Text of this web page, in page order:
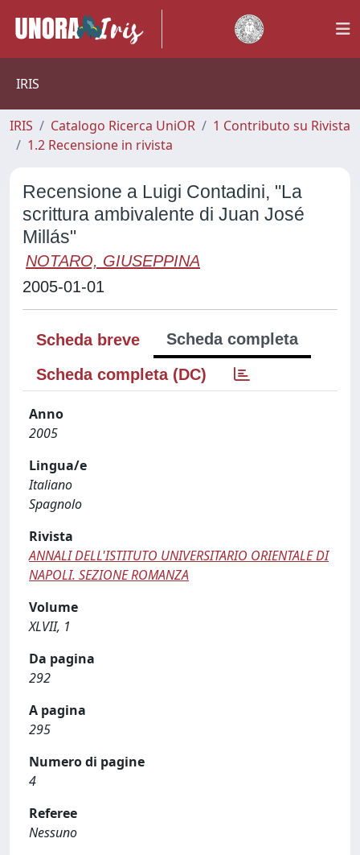
IRIS
IRIS Catalogo Ricerca UniOR
1 Contributo su Rivista
1.2 Recensione in rivista
Recensione a Luigi Contadini, "La
scrittura ambivalente di Juan José
Millás"
NOTARO, GIUSEPPINA
2005-01-01
Scheda breve
Scheda completa
Scheda completa (DC)
Anno
2005
Lingua/e
Italiano
Spagnolo
Rivista
ANNALI DELL'ISTITUTO UNIVERSITARIO ORIENTALE DI
NAPOLI. SEZIONE ROMANZA
Volume
XLVII, 1
Da pagina
292
A pagina
295
Numero di pagine
4
Referee
Nessuno